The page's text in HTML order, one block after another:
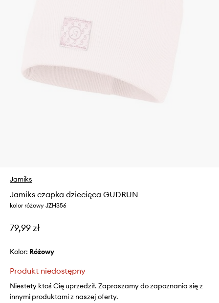
Jamiks
Jamiks czapka dziecięca GUDRUN
kolor różowy JZH356
79,99 zł
Kolor: różowy
Produkt niedostępny
Niestety ktoś Cię uprzedził. Zapraszamy do zapoznania się z
innymi produktami z naszej oferty.